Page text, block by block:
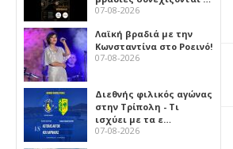
07-08-2026
Λαϊκή βραδιά με την
Κωνσταντίνα στο Ροεινό!
07-08-2026
Διεθνής φιλικός αγώνας
στην Τρίπολη - Τι
ισχύει με τα ε…
07-08-2026